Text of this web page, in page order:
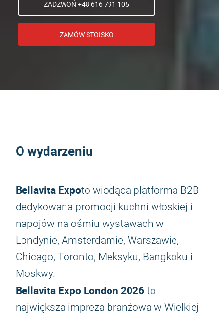
ZADZWOŃ +48 616 791 105
ZAMÓW STOISKO
O wydarzeniu
Bellavita Expoto wiodąca platforma B2B
dedykowana promocji kuchni włoskiej i
napojów na ośmiu wystawach w
Londynie, Amsterdamie, Warszawie,
Chicago, Toronto, Meksyku, Bangkoku i
Moskwy.
Bellavita Expo London 2026 to
największa impreza branżowa w Wielkiej